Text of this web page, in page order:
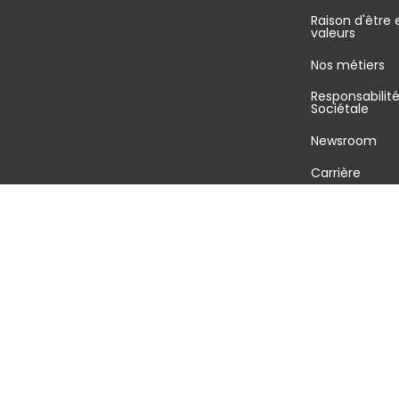
Raison d'être
valeurs
Nos métiers
Responsabilité
Sociétale
Newsroom
Carrière